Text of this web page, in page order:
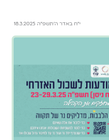
י״ח באדר ה׳תשפ״ה 18.3.2025